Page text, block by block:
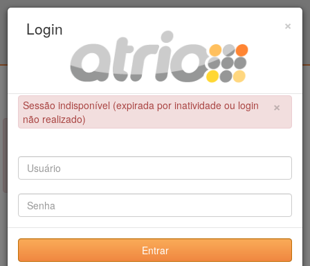
Educação Física / UPE - UFPB
×
NÃO FOI POSSÍVEL CONCLUIR A OPERAÇÃO
Sessão indisponível (expirada por inatividade ou login não
realizado)
×
Login
×
Sessão indisponível (expirada por inatividade ou login
não realizado)
Entrar